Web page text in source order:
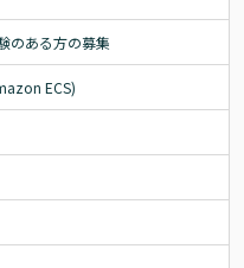
のある方の募集
ECS)